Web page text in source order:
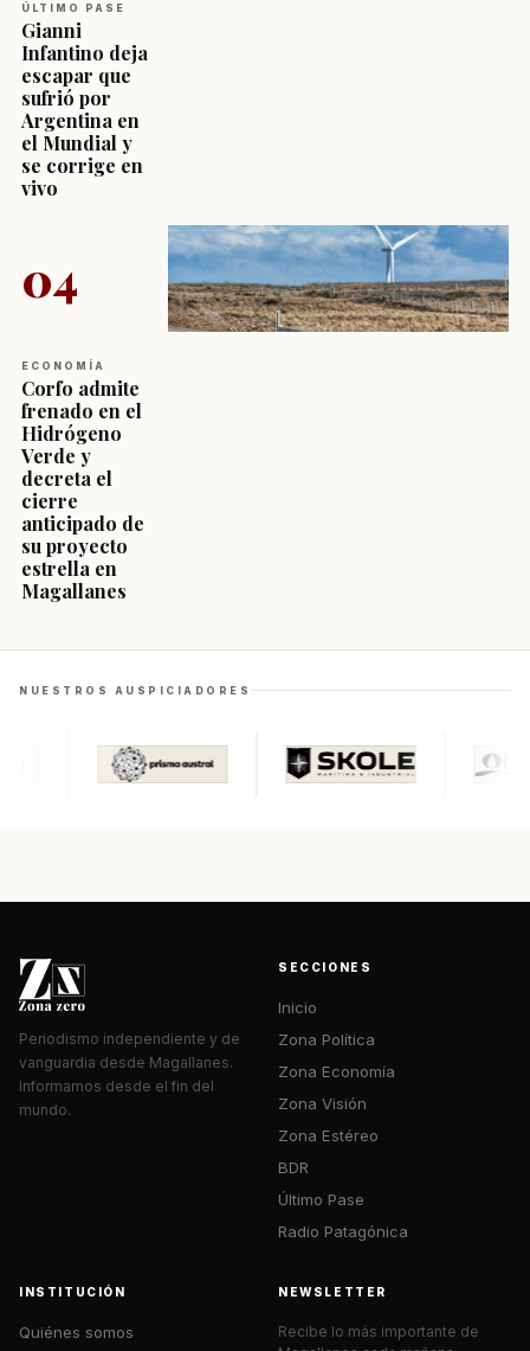
ÚLTIMO PASE
Gianni
Infantino deja
escapar que
sufrió por
Argentina en
el Mundial y
se corrige en
vivo
04
ECONOMÍA
Corfo admite
frenado en el
Hidrógeno
Verde y
decreta el
cierre
anticipado de
su proyecto
estrella en
Magallanes
NUESTROS AUSPICIADORES
Periodismo independiente y de
vanguardia desde Magallanes.
Informamos desde el fin del
mundo.
SECCIONES
Inicio
Zona Política
Zona Economía
Zona Visión
Zona Estéreo
BDR
Último Pase
Radio Patagónica
INSTITUCIÓN
Quiénes somos
NEWSLETTER
Recibe lo más importante de